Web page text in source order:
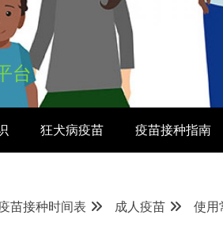
台
狂犬病疫苗 疫苗接种指南
苗接种时间表 成人疫苗 使用